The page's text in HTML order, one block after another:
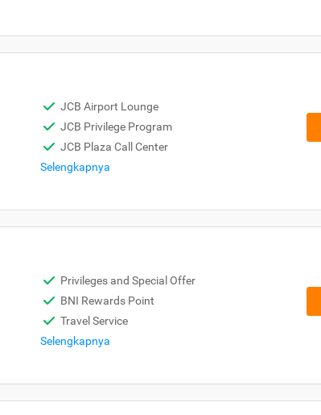
JCB Airport Lounge
JCB Privilege Program
JCB Plaza Call Center
Selengkapnya
Privileges and Special Offer
BNI Rewards Point
Travel Service
Selengkapnya